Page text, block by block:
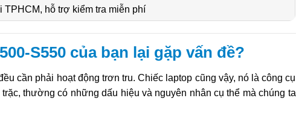
TPHCM, hỗ trợ kiểm tra miễn phí
S550 của bạn lại gặp vấn đề?
cần phải hoạt động trơn tru. Chiếc laptop cũng vậy, nó là công cụ
thường có những dấu hiệu và nguyên nhân cụ thể mà chúng ta